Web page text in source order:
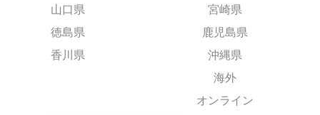
山口県
徳島県
香川県
宮崎県
鹿児島県
沖縄県
海外
オンライン